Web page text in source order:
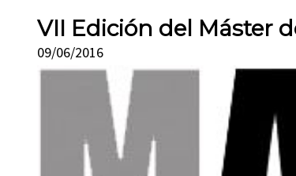
VII Edición del Máster
09/06/2016